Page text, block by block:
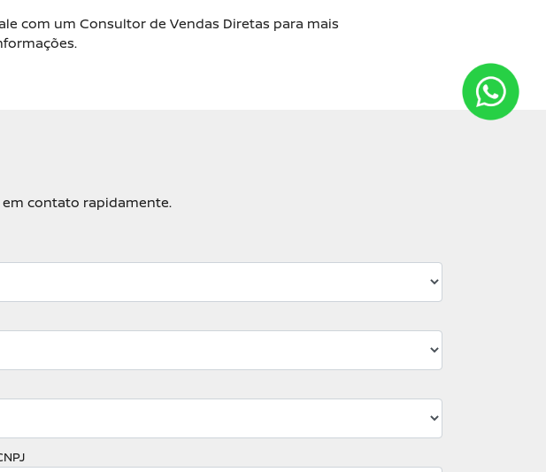
com um Consultor de Vendas Diretas para mais
contato rapidamente.